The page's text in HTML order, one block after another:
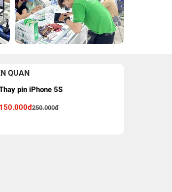
QUAN
pin iPhone 5S
150.000đ250.000đ